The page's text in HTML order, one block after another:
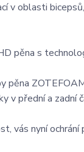
v oblasti
pěna s
pěna
v přední a zadní
vás nyní ochrání